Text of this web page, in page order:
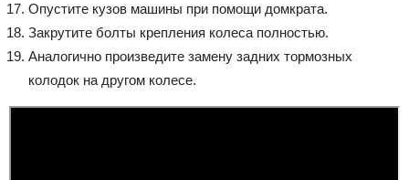
Опустите кузов машины при помощи домкрата.
Закрутите болты крепления колеса полностью.
Аналогично произведите замену задних тормозных
колодок на другом колесе.